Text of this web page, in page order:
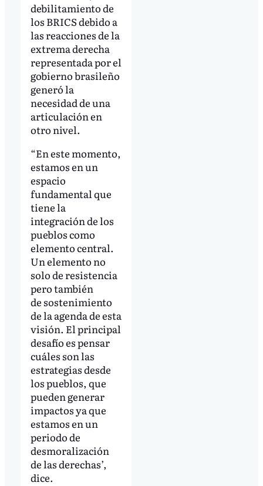
debilitamiento de
los BRICS debido a
las reacciones de la
extrema derecha
representada por el
gobierno brasileño
generó la
necesidad de una
articulación en
otro nivel.
“En este momento,
estamos en un
espacio
fundamental que
tiene la
integración de los
pueblos como
elemento central.
Un elemento no
solo de resistencia
pero también
de sostenimiento
de la agenda de esta
visión. El principal
desafío es pensar
cuáles son las
estrategias desde
los pueblos, que
pueden generar
impactos ya que
estamos en un
periodo de
desmoralización
de las derechas’,
dice.